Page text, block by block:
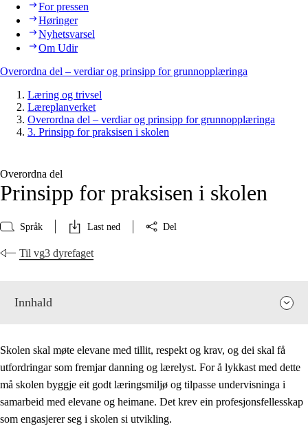
For pressen
Høringer
Nyhetsvarsel
Om Udir
Overordna del – verdiar og prinsipp for grunnopplæringa
Læring og trivsel
Læreplanverket
Overordna del – verdiar og prinsipp for grunnopplæringa
3. Prinsipp for praksisen i skolen
Overordna del
Prinsipp for praksisen i skolen
Språk Last ned Del
Til vg3 dyrefaget
Innhald
Skolen skal møte elevane med tillit, respekt og krav, og dei skal få
utfordringar som fremjar danning og lærelyst. For å lykkast med dette
må skolen byggje eit godt læringsmiljø og tilpasse undervisninga i
samarbeid med elevane og heimane. Det krev ein profesjonsfellesskap
som engasjerer seg i skolen si utvikling.